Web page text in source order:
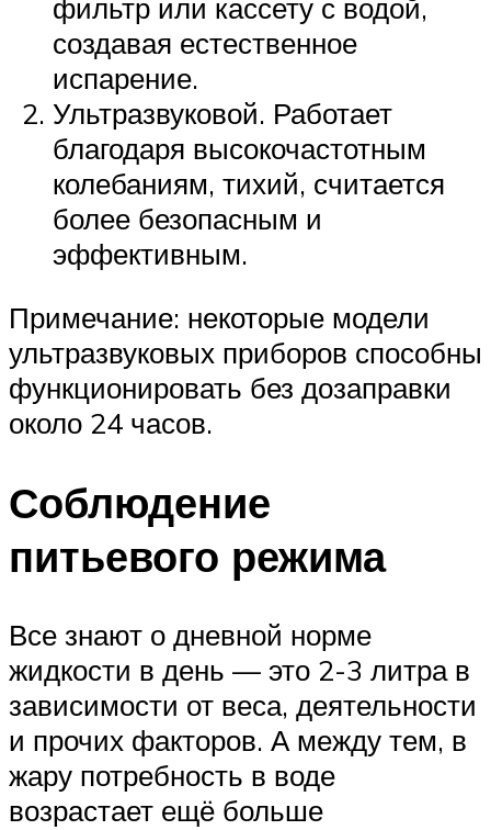
фильтр или кассету с водой,
создавая естественное
испарение.
Ультразвуковой. Работает
благодаря высокочастотным
колебаниям, тихий, считается
более безопасным и
эффективным.
Примечание: некоторые модели
ультразвуковых приборов способны
функционировать без дозаправки
около 24 часов.
Соблюдение
питьевого режима
Все знают о дневной норме
жидкости в день — это 2-3 литра в
зависимости от веса, деятельности
и прочих факторов. А между тем, в
жару потребность в воде
возрастает ещё больше